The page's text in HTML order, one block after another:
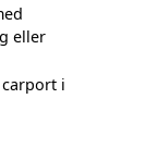
eller
i